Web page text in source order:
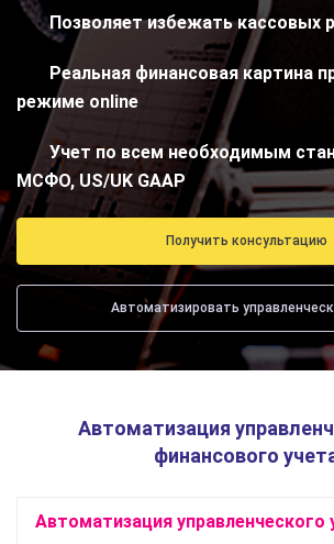
Позволяет избежать кассовых
Реальная финансовая картина
режиме online
Учет по всем необходимым
МСФО, US/UK GAAP
Получить консультацию
Автоматизировать
Автоматизация
финансового
Автоматизация управленческого